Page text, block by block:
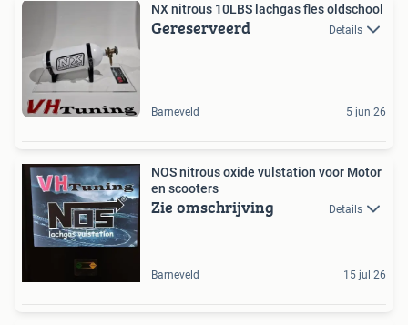
NX nitrous 10LBS lachgas fles oldschool
Gereserveerd Details
Barneveld 5 jun 26
NOS nitrous oxide vulstation voor Motor
en scooters
Zie omschrijving Details
Barneveld 15 jul 26